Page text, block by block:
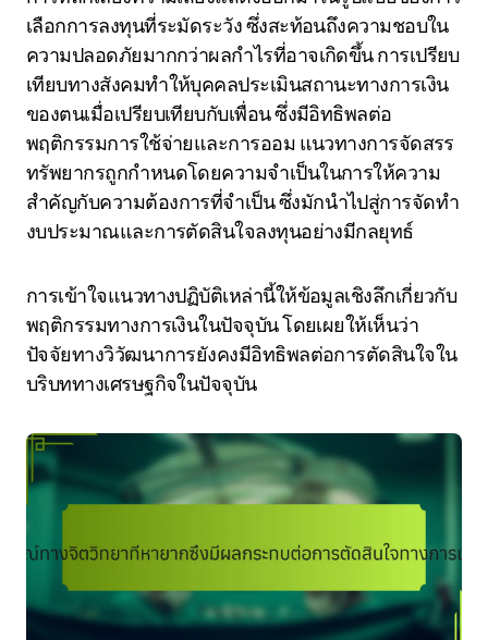
เลือกการลงทุนที่ระมัดระวัง ซึ่งสะท้อนถึงความชอบใน
ความปลอดภัยมากกว่าผลกำไรที่อาจเกิดขึ้น การเปรียบ
เทียบทางสังคมทำให้บุคคลประเมินสถานะทางการเงิน
ของตนเมื่อเปรียบเทียบกับเพื่อน ซึ่งมีอิทธิพลต่อ
พฤติกรรมการใช้จ่ายและการออม แนวทางการจัดสรร
ทรัพยากรถูกกำหนดโดยความจำเป็นในการให้ความ
สำคัญกับความต้องการที่จำเป็น ซึ่งมักนำไปสู่การจัดทำ
งบประมาณและการตัดสินใจลงทุนอย่างมีกลยุทธ์
การเข้าใจแนวทางปฏิบัติเหล่านี้ให้ข้อมูลเชิงลึกเกี่ยวกับ
พฤติกรรมทางการเงินในปัจจุบัน โดยเผยให้เห็นว่า
ปัจจัยทางวิวัฒนาการยังคงมีอิทธิพลต่อการตัดสินใจใน
บริบททางเศรษฐกิจในปัจจุบัน